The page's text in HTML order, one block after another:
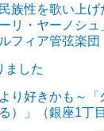
族性を歌い上
リ・ヤーノシ
フィア管弦楽団
ました
り好きかも～
）」（銀座1丁目